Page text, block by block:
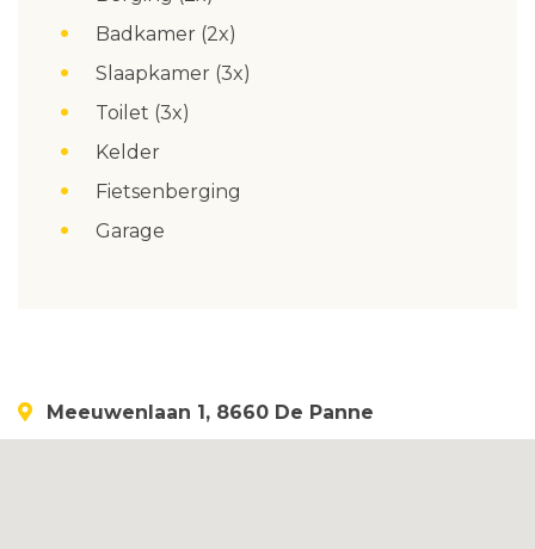
Badkamer (2x)
Slaapkamer (3x)
Toilet (3x)
Kelder
Fietsenberging
Garage
Meeuwenlaan 1, 8660 De Panne